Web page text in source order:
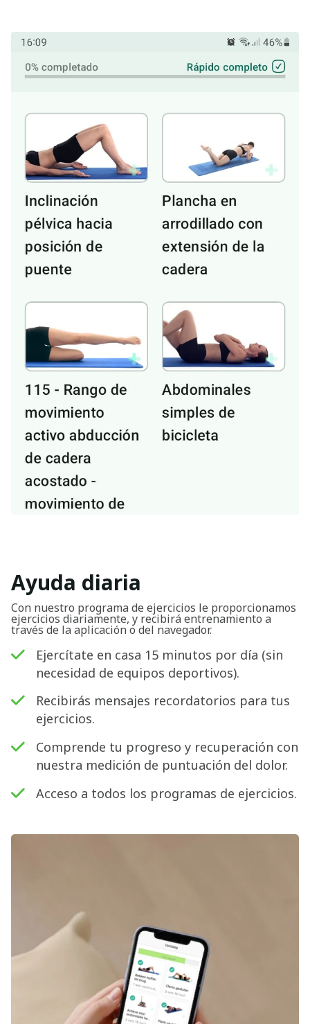
Ayuda diaria
Con nuestro programa de ejercicios le proporcionamos
ejercicios diariamente, y recibirá entrenamiento a
través de la aplicación o del navegador.
Ejercítate en casa 15 minutos por día (sin
necesidad de equipos deportivos).
Recibirás mensajes recordatorios para tus
ejercicios.
Comprende tu progreso y recuperación con
nuestra medición de puntuación del dolor.
Acceso a todos los programas de ejercicios.